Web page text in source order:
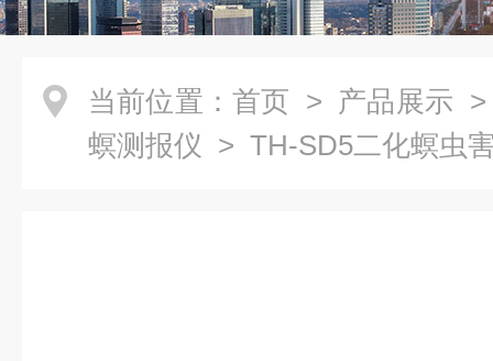
当前位置： 首页 > 产品展示
螟测报仪 > TH-SD5二化螟虫